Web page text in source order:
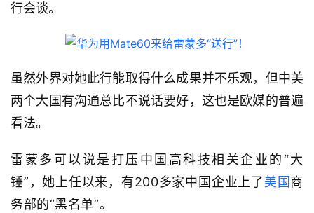
行会谈。
虽然外界对她此行能取得什么成果并不乐观，但中美
两个大国有沟通总比不说话要好，这也是欧媒的普遍
看法。
雷蒙多可以说是打压中国高科技相关企业的“大
锤”，她上任以来，有200多家中国企业上了美国商
务部的“黑名单”。